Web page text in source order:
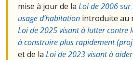
mise à jour de la Loi de 2006
usage d’habitation introduite au
Loi de 2025 visant à lutter contre
à construire plus rapidement
et de la Loi de 2023 visant à